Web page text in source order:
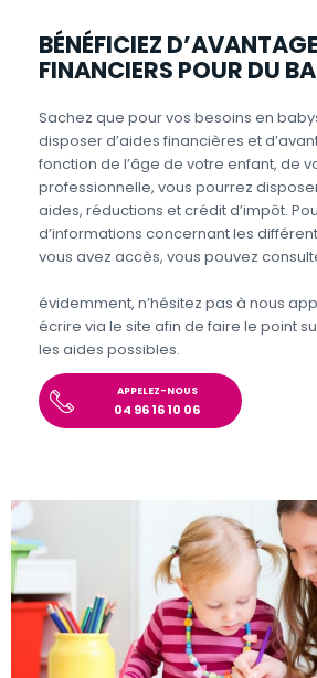
BÉNÉFICIEZ
FINANCIERS POUR DU
Sachez que pour vos besoins en
disposer d’aides financières et
fonction de l’âge de votre enfant, de
professionnelle, vous pourrez
aides, réductions et crédit d’impôt.
d’informations concernant les
vous avez accès, vous pouvez
évidemment, n’hésitez pas à nous
écrire via le site afin de faire le point
les aides possibles.
APPELEZ-NOUS
04 96 16 10 06